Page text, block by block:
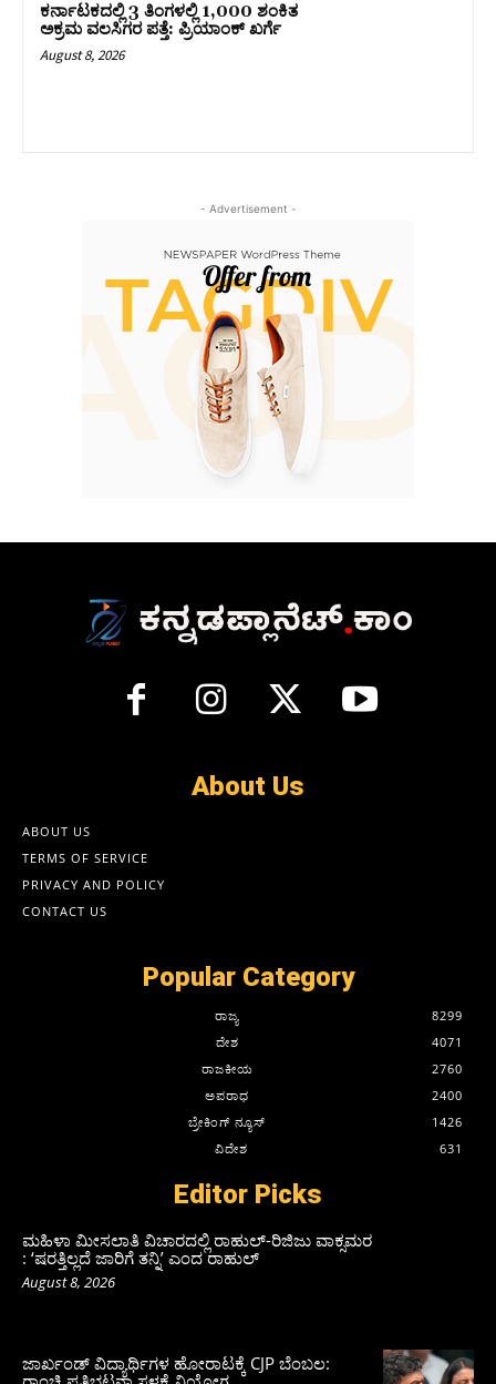
ಕರ್ನಾಟಕದಲ್ಲಿ 3 ತಿಂಗಳಲ್ಲಿ 1,000 ಶಂಕಿತ
ಅಕ್ರಮ ವಲಸಿಗರ ಪತ್ತೆ: ಪ್ರಿಯಾಂಕ್‌ ಖರ್ಗೆ
August 8, 2026
- Advertisement -
About Us
ABOUT US
TERMS OF SERVICE
PRIVACY AND POLICY
CONTACT US
Popular Category
ರಾಜ್ಯ
8299
ದೇಶ
4071
ರಾಜಕೀಯ
2760
ಅಪರಾಧ
2400
ಬ್ರೇಕಿಂಗ್ ನ್ಯೂಸ್
1426
ವಿದೇಶ
631
Editor Picks
ಮಹಿಳಾ ಮೀಸಲಾತಿ ವಿಚಾರದಲ್ಲಿ ರಾಹುಲ್‌-ರಿಜಿಜು ವಾಕ್ಸಮರ
: ‘ಷರತ್ತಿಲ್ಲದೆ ಜಾರಿಗೆ ತನ್ನಿ’ ಎಂದ ರಾಹುಲ್‌
August 8, 2026
ಜಾರ್ಖಂಡ್‌ ವಿದ್ಯಾರ್ಥಿಗಳ ಹೋರಾಟಕ್ಕೆ CJP ಬೆಂಬಲ: